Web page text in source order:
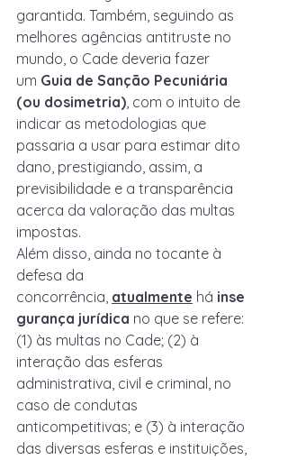
garantida. Também, seguindo as
melhores agências antitruste no
mundo, o Cade deveria fazer
um Guia de Sanção Pecuniária
(ou dosimetria), com o intuito de
indicar as metodologias que
passaria a usar para estimar dito
dano, prestigiando, assim, a
previsibilidade e a transparência
acerca da valoração das multas
impostas.
Além disso, ainda no tocante à
defesa da
concorrência, atualmente há inse
gurança jurídica no que se refere:
(1) às multas no Cade; (2) à
interação das esferas
administrativa, civil e criminal, no
caso de condutas
anticompetitivas; e (3) à interação
das diversas esferas e instituições,